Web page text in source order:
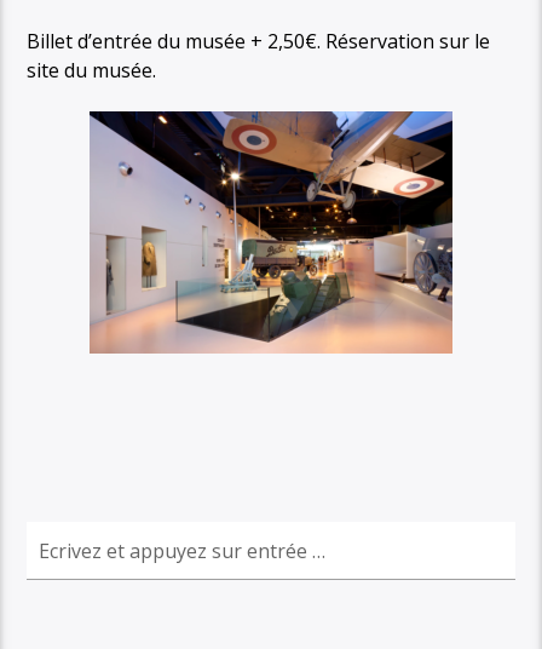
Billet d’entrée du musée + 2,50€. Réservation sur le
site du musée.